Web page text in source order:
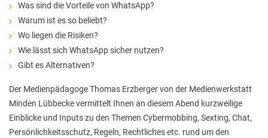
Unterrichtszeiten
Kooperationen
IT & Print
Stadtbücherei
Wirtschaft
Was sind die Vorteile von WhatsApp?
Warum ist es so beliebt?
Wo liegen die Risiken?
Wie lässt sich WhatsApp sicher nutzen?
Gibt es Alternativen?
Der Medienpädagoge Thomas Erzberger von der Medienwerkstatt
Minden Lübbecke vermittelt Ihnen an diesem Abend kurzweilige
Einblicke und Inputs zu den Themen Cybermobbing, Sexting, Chat,
Persönlichkeitsschutz, Regeln, Rechtliches etc. rund um den